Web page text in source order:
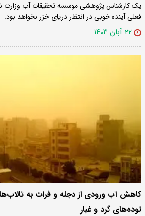
یک کارشناس پژوهشی موسسه تحقیقات آب وزارت
فعلی آینده خوبی در انتظار دریای خزر نخواهد بود.
۲۲ آبان ۱۴۰۳
کاهش آب ورودی از دجله و فرات به
توده‌های گرد و غبار